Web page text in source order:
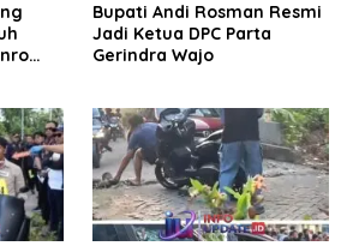
Bupati Andi Rosman Resmi
Jadi Ketua DPC Parta
Gerindra Wajo